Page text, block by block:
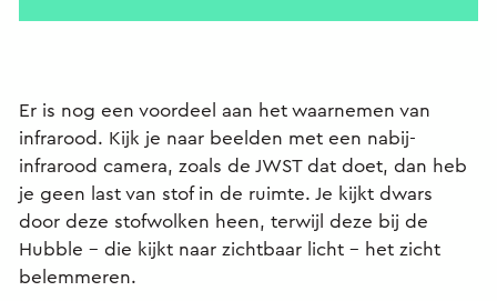
Er is nog een voordeel aan het waarnemen van
infrarood. Kijk je naar beelden met een nabij-
infrarood camera, zoals de JWST dat doet, dan heb
je geen last van stof in de ruimte. Je kijkt dwars
door deze stofwolken heen, terwijl deze bij de
Hubble – die kijkt naar zichtbaar licht – het zicht
belemmeren.